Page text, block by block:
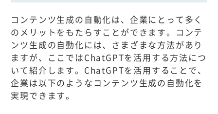
コンテンツ生成の自動化は、企業にとって多く
のメリットをもたらすことができます。コンテ
ンツ生成の自動化には、さまざまな方法があり
ますが、ここではChatGPTを活用する方法につ
いて紹介します。ChatGPTを活用することで、
企業は以下のようなコンテンツ生成の自動化を
実現できます。